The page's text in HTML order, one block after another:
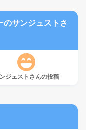
サンジュストさ
ジェストさんの投稿